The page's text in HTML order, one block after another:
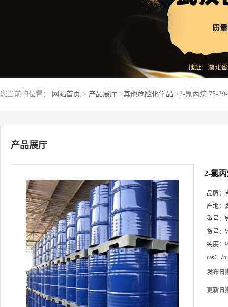
您当前的位置： 网站首页 > 产品展厅 >其他危险化学品 >2-氯丙烷 75-
产品展厅
2-氯
品牌：
产地：
型号：
货号：
纯度：
cas：
发布日
更新日